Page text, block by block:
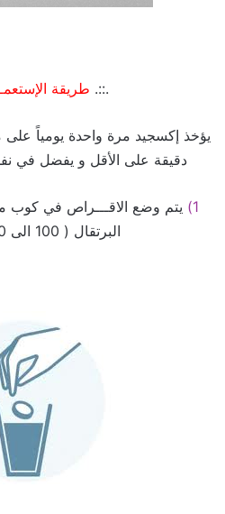
.::. طريقة
دقيقة على الأقل و يفضل في
1)
يتم وضع الاقـــراص في كوب
البرتقال ( 100 الى 200 ملليلتر )